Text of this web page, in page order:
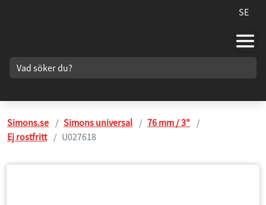
SE
Simons.se Simons universal
76 mm / 3"
Ej rostfritt
U027618